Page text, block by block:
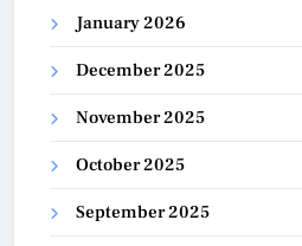
January 2026
December 2025
November 2025
October 2025
September 2025